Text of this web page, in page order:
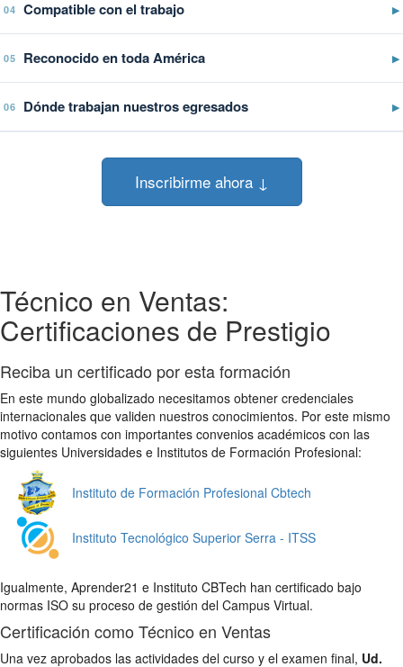
04 Compatible con el trabajo ▶
05 Reconocido en toda América ▶
06 Dónde trabajan nuestros egresados ▶
Inscribirme ahora ↓
Técnico en Ventas:
Certificaciones de Prestigio
Reciba un certificado por esta formación
En este mundo globalizado necesitamos obtener credenciales
internacionales que validen nuestros conocimientos. Por este mismo
motivo contamos con importantes convenios académicos con las
siguientes Universidades e Institutos de Formación Profesional:
Instituto de Formación Profesional Cbtech
Instituto Tecnológico Superior Serra - ITSS
Igualmente, Aprender21 e Instituto CBTech han certificado bajo
normas ISO su proceso de gestión del Campus Virtual.
Certificación como Técnico en Ventas
Una vez aprobados las actividades del curso y el examen final, Ud.